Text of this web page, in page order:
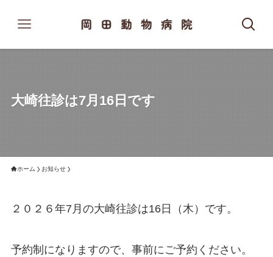
大崎往診は7月16日です
ホーム お知らせ
２０２６年7月の大崎往診は16日（木）です。
予約制になりますので、事前にご予約ください。